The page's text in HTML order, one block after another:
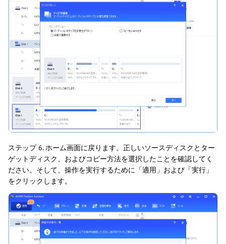
ステップ 6. ホーム画面に戻ります。正しいソースディスクとター
ゲットディスク、およびコピー方法を選択したことを確認してく
ださい。そして、操作を実行するために「適用」および「実行」
をクリックします。